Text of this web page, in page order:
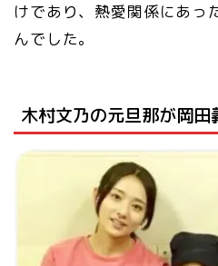
けであり、熱愛関係にあっ
んでした。
木村文乃の元旦那が岡